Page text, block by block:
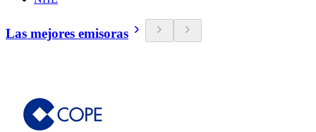
Las mejores emisoras